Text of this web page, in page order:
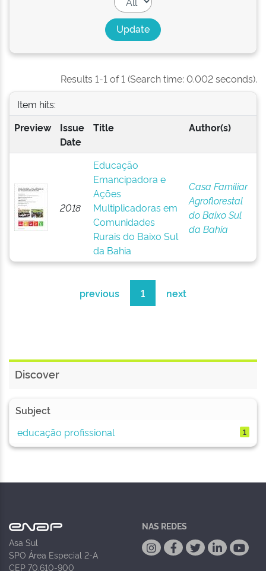
Results 1-1 of 1 (Search time: 0.002 seconds).
Item hits:
Preview
Issue
Date
Title Author(s)
2018
Educação
Emancipadora e
Ações
Multiplicadoras em
Comunidades
Rurais do Baixo Sul
da Bahia
Casa Familiar
Agroflorestal
do Baixo Sul
da Bahia
previous 1 next
Discover
Subject
educação profissional
1
Asa Sul
SPO Área Especial 2-A
CEP 70.610-900
NAS REDES